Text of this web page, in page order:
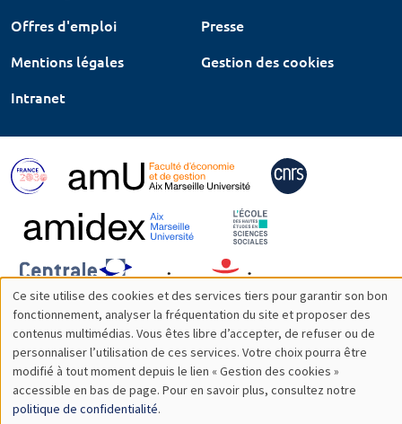
Offres d'emploi
Presse
Mentions légales
Gestion des cookies
Intranet
Utilisation
des
données
personnelles
Ce site utilise des cookies et des services tiers pour garantir son bon
fonctionnement, analyser la fréquentation du site et proposer des
contenus multimédias. Vous êtes libre d’accepter, de refuser ou de
personnaliser l’utilisation de ces services. Votre choix pourra être
modifié à tout moment depuis le lien « Gestion des cookies »
accessible en bas de page. Pour en savoir plus, consultez notre
politique de confidentialité.